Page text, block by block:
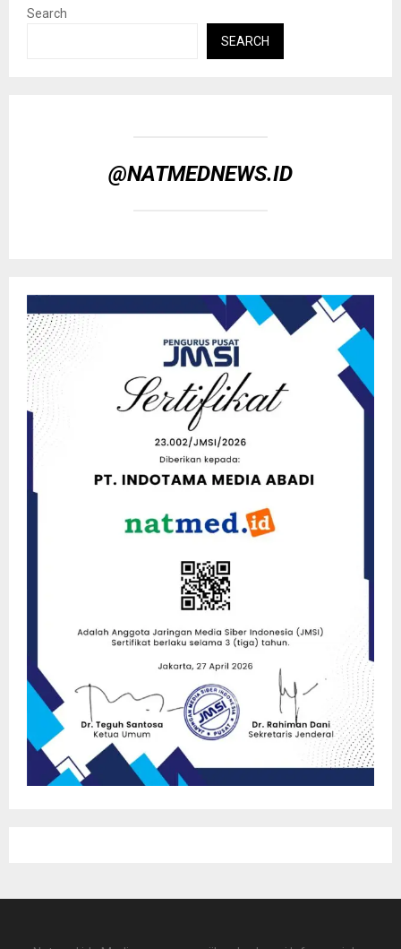
Search
SEARCH
@NATMEDNEWS.ID